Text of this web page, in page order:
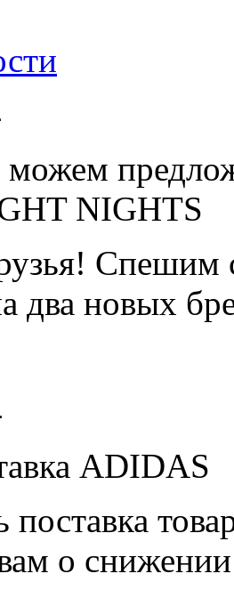
NIGHTS
Спешим
два новых
ADIDAS
поставка
о